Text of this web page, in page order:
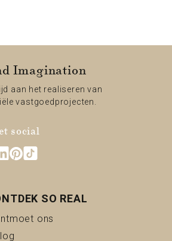
Imagination
aan het realiseren van
vastgoedprojecten.
social
SO REAL
ons